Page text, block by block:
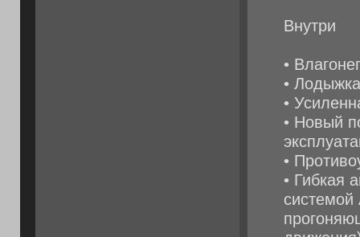
Внутри
•
•
•
• Новый
•
• Гибкая
системой